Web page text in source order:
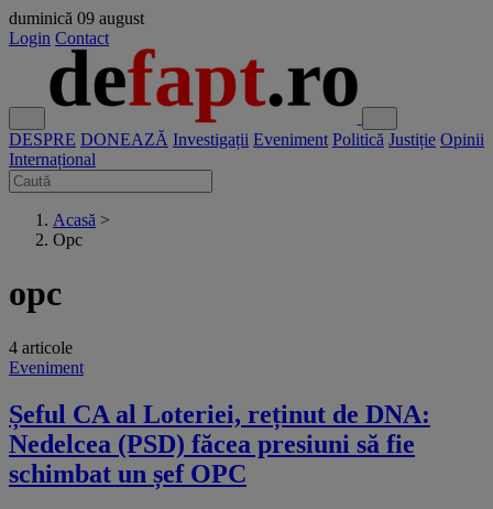
duminică 09 august
Login Contact
DESPRE DONEAZĂ Investigații Eveniment Politică Justiție Opinii
Internațional
Acasă >
Opc
opc
4 articole
Eveniment
Șeful CA al Loteriei, reținut de DNA:
Nedelcea (PSD) făcea presiuni să fie
schimbat un șef OPC